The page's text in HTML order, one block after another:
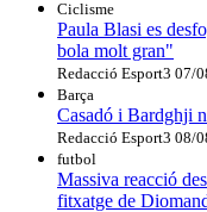
Ciclisme
Paula Blasi es
bola molt gran"
Redacció Esport3 07/
Barça
Casadó i Bardghji
Redacció Esport3 08/
futbol
Massiva reacció
fitxatge de